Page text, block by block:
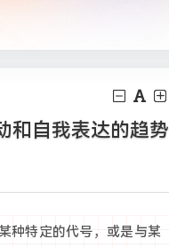
和自我表达的趋势
种特定的代号，或是与某